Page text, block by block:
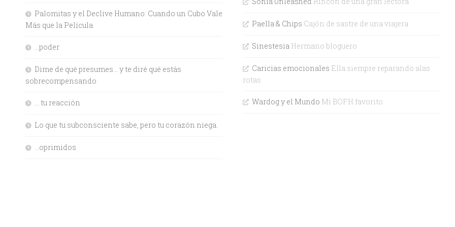
Palomitas y el Declive Humano: Cuando un Cubo Vale
Más que la Película
…poder
Dime de qué presumes… y te diré qué estás
sobrecompensando
… tu reacción
Lo que tu subconsciente sabe, pero tu corazón niega.
…oprimidos
Paella & Chips Cajón de sastre de una viajera
Sinestesia Hermano bloguero
Caricias emocionales Ella siempre reparando alas
rotas
Wardog y el Mundo Mi BOFH favorito